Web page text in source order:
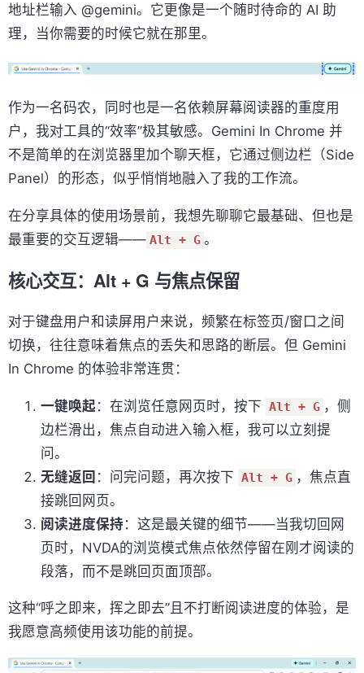
地址栏输入 @gemini。它更像是一个随时待命的 AI 助
理，当你需要的时候它就在那里。
作为一名码农，同时也是一名依赖屏幕阅读器的重度用
户，我对工具的“效率”极其敏感。Gemini In Chrome 并
不是简单的在浏览器里加个聊天框，它通过侧边栏（Side
Panel）的形态，似乎悄悄地融入了我的工作流。
在分享具体的使用场景前，我想先聊聊它最基础、但也是
最重要的交互逻辑—— Alt + G 。
核心交互：Alt + G 与焦点保留
对于键盘用户和读屏用户来说，频繁在标签页/窗口之间
切换，往往意味着焦点的丢失和思路的断层。但 Gemini
In Chrome 的体验非常连贯：
一键唤起 ：在浏览任意网页时，按下 Alt + G ，侧
边栏滑出，焦点自动进入输入框，我可以立刻提
问。
无缝返回 ：问完问题，再次按下 Alt + G ，焦点直
接跳回网页。
阅读进度保持：这是最关键的细节——当我切回网
页时，NVDA的浏览模式焦点依然停留在刚才阅读的
段落，而不是跳回页面顶部。
这种“呼之即来，挥之即去”且不打断阅读进度的体验，是
我愿意高频使用该功能的前提。